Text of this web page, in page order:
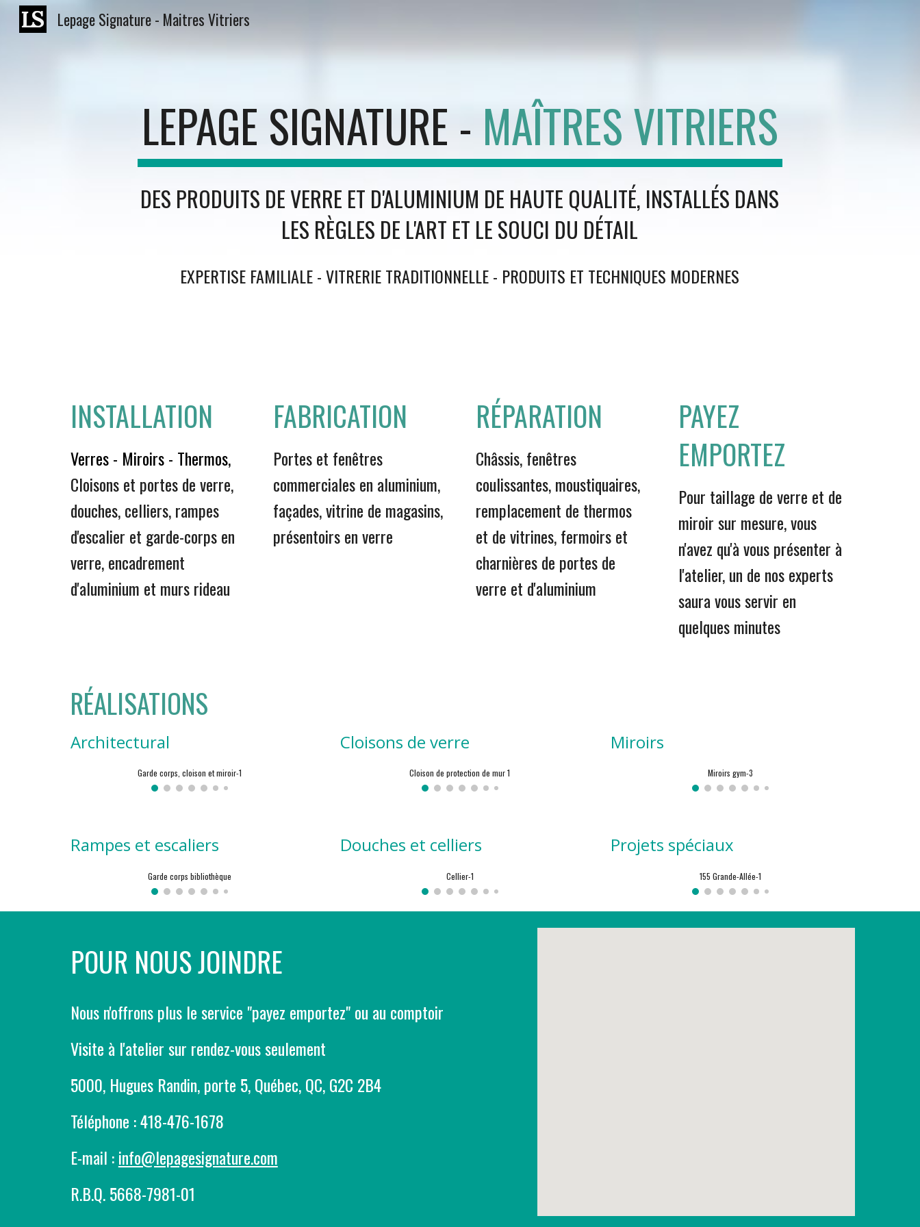
Lepage Signature - Maitres Vitriers
LEPAGE SIGNATURE - MAÎTRES VITRIERS
DES PRODUITS DE VERRE ET D'ALUMINIUM DE HAUTE QUALITÉ, INSTALLÉS DANS
LES RÈGLES DE L'ART ET LE SOUCI DU DÉTAIL
EXPERTISE FAMILIALE - VITRERIE TRADITIONNELLE - PRODUITS ET TECHNIQUES MODERNES
INSTALLATION
Verres - Miroirs - Thermos,
Cloisons et portes de verre,
douches, celliers, rampes
d'escalier et garde-corps en
verre, encadrement
d'aluminium et murs rideau
FABRICATION
Portes et fenêtres
commerciales en aluminium,
façades, vitrine de magasins,
présentoirs en verre
RÉPARATION
Châssis, fenêtres
coulissantes, moustiquaires,
remplacement de thermos
et de vitrines, fermoirs et
charnières de portes de
verre et d'aluminium
PAYEZ
EMPORTEZ
Pour taillage de verre et de
miroir sur mesure, vous
n'avez qu'à vous présenter à
l'atelier, un de nos experts
saura vous servir en
quelques minutes
RÉALISATIONS
Architectural
Garde corps, cloison et miroir-1
Cloisons de verre
Cloison de protection de mur 1
Miroirs
Miroirs gym-3
Rampes et escaliers
Garde corps bibliothèque
Douches et celliers
Cellier-1
Projets spéciaux
155 Grande-Allée-1
POUR NOUS JOINDRE
Nous n'offrons plus le service "payez emportez" ou au comptoir
Visite à l'atelier sur rendez-vous seulement
5000, Hugues Randin,porte 5, Québec, QC, G2C 2B4
Téléphone : 418-476-1678
E-mail :info@lepagesignature.com
R.B.Q. 5668-7981-01